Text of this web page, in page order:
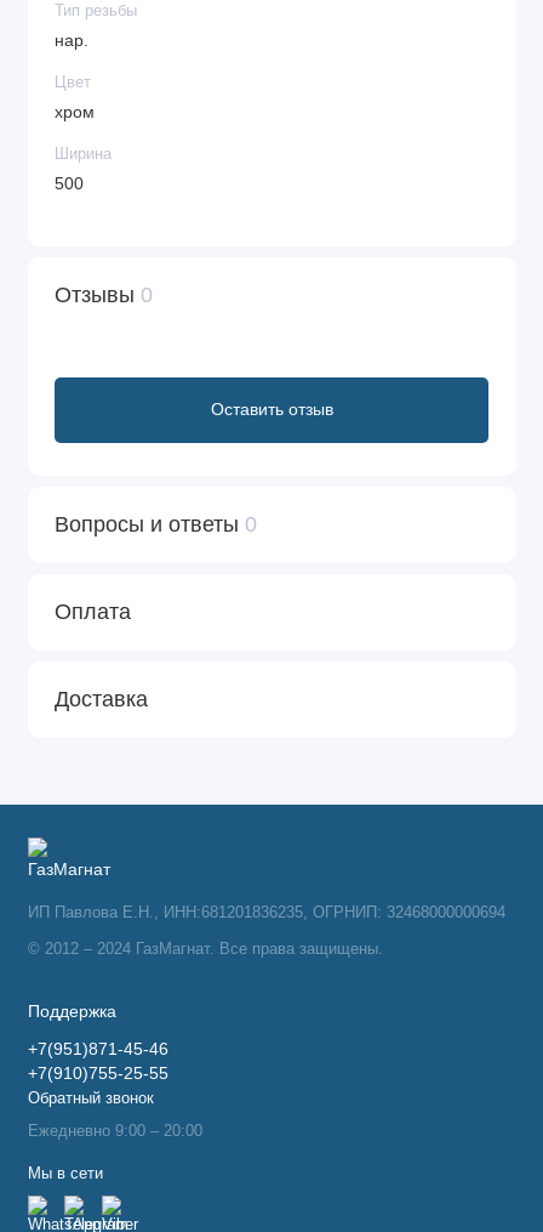
Тип резьбы
нар.
Цвет
хром
Ширина
500
Отзывы 0
Оставить отзыв
Вопросы и ответы 0
Оплата
Доставка
ИП Павлова Е.Н., ИНН:681201836235, ОГРНИП: 32468000000694
© 2012 – 2024 ГазМагнат. Все права защищены.
Поддержка
+7(951)871-45-46
+7(910)755-25-55
Обратный звонок
Ежедневно 9:00 – 20:00
Мы в сети